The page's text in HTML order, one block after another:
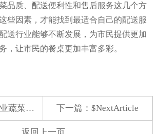
品质、配送便利性和售后服务这几个方
些因素，才能找到最适合自己的配送服
送行业能够不断发展，为市民提供更加
，让市民的餐桌更加丰富多彩。
配送服务 下一篇：$NextArticle